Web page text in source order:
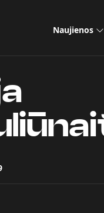
Naujienos